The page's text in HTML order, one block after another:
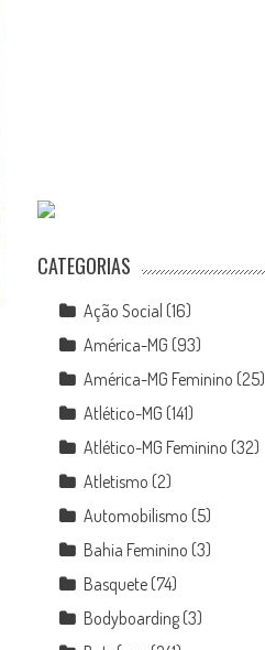
CATEGORIAS
Ação Social (16)
América-MG (93)
América-MG Feminino (25)
Atlético-MG (141)
Atlético-MG Feminino (32)
Atletismo (2)
Automobilismo (5)
Bahia Feminino (3)
Basquete (74)
Bodyboarding (3)